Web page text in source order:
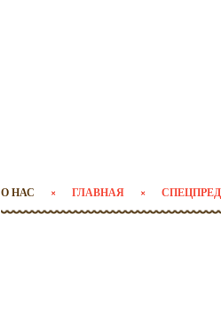
О НАС ГЛАВНАЯ